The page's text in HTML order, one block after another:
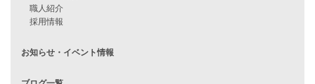
Line Up
自由設計注文住宅
Smart2030